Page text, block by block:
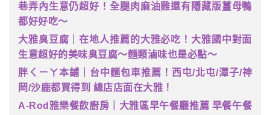
巷弄內生意仍超好！全腿肉麻油雞還有隱藏版薑母鴨
都好好吃～
大雅臭豆腐｜在地人推薦的大雅必吃！大雅國中對面
生意超好的美味臭豆腐～麵類滷味也是必點～
胖ㄑㄧㄚ本鋪｜台中麵包車推薦！西屯/北屯/潭子/神
岡/沙鹿都買得到 總店店面在大雅！
A-Rod雅樂餐飲廚房｜大雅區早午餐廳推薦 早餐午餐